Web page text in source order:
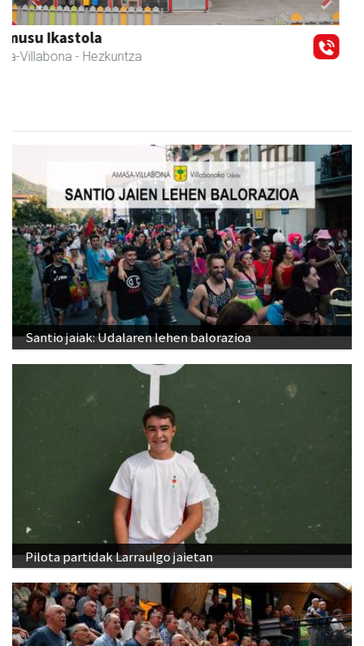
Amasa-Villabonako Udala
Amasa-Villabona - Udaletxeak
Previous Next
Santio jaiak: Udalaren lehen balorazioa
Pilota partidak Larraulgo jaietan